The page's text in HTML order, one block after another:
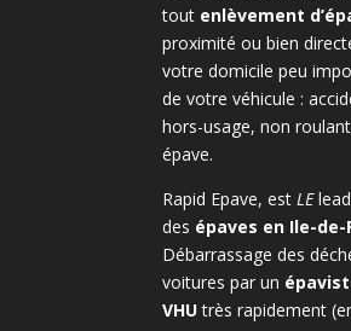
tout enlèvement
proximité ou bien
votre domicile peu
de votre véhicule :
hors-usage, non
épave.
Rapid Epave, est LE
des épaves en Ile-de-
Débarrassage des
voitures par un
VHUtrès rapidement